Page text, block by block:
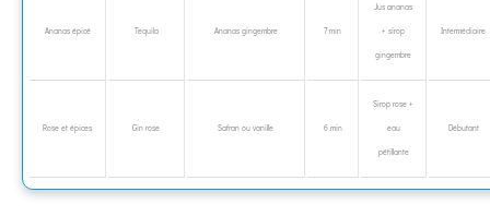
Ananas épicé Tequila Ananas gingembre 7 min
Jus ananas
+ sirop
gingembre
Intermédiaire
Rose et épices Gin rose Safran ou vanille 6 min
Sirop rose +
eau
pétillante
Débutant